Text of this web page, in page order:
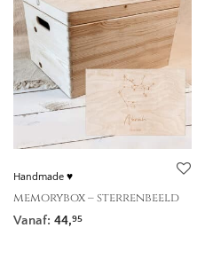
Handmade ♥
memorybox – sterrenbeeld
Vanaf: 44,95